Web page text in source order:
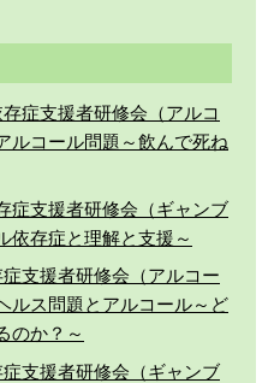
症支援者研修会（アルコ
ルコール問題～飲んで死ね
症支援者研修会（ギャンブ
依存症と理解と支援～
支援者研修会（アルコー
ルス問題とアルコール～ど
のか？～
支援者研修会（ギャンブ